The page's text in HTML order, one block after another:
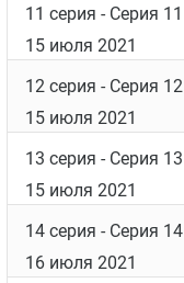
11 серия - Серия 11
15 июля 2021
12 серия - Серия 12
15 июля 2021
13 серия - Серия 13
15 июля 2021
14 серия - Серия 14
16 июля 2021